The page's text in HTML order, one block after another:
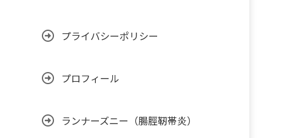
プライバシーポリシー
プロフィール
ランナーズニー（腸脛靭帯炎）